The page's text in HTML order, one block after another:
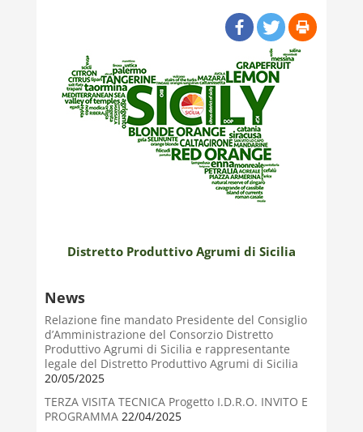
Distretto Produttivo Agrumi di Sicilia
News
Relazione fine mandato Presidente del Consiglio
d’Amministrazione del Consorzio Distretto
Produttivo Agrumi di Sicilia e rappresentante
legale del Distretto Produttivo Agrumi di Sicilia
20/05/2025
TERZA VISITA TECNICA Progetto I.D.R.O. INVITO E
PROGRAMMA22/04/2025